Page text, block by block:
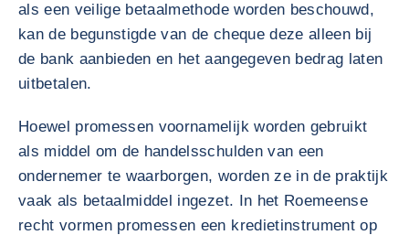
als een veilige betaalmethode worden beschouwd,
kan de begunstigde van de cheque deze alleen bij
de bank aanbieden en het aangegeven bedrag laten
uitbetalen.
Hoewel promessen voornamelijk worden gebruikt
als middel om de handelsschulden van een
ondernemer te waarborgen, worden ze in de praktijk
vaak als betaalmiddel ingezet. In het Roemeense
recht vormen promessen een kredietinstrument op